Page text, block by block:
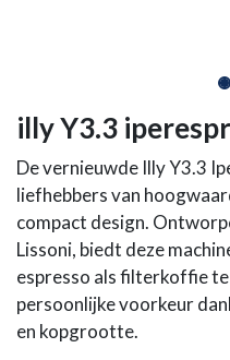
illy Y3.3
De vernieuwde Illy Y3.3
liefhebbers van
compact design.
Lissoni, biedt deze
espresso als filterkoffie
persoonlijke voorkeur
en kopgrootte.